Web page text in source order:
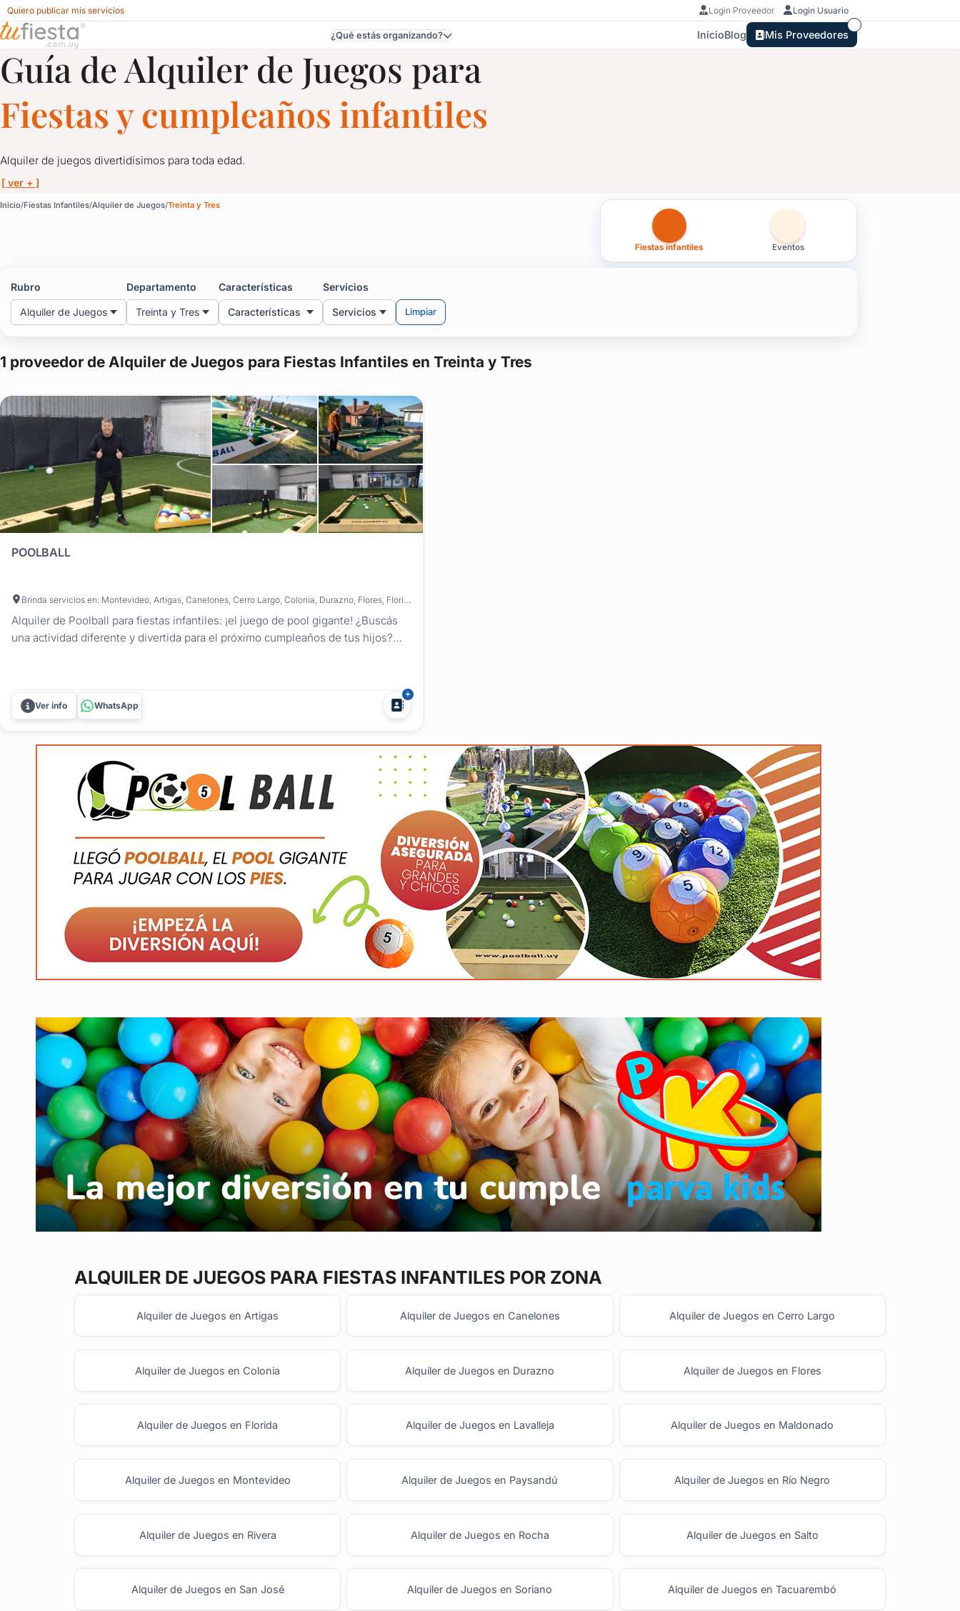
Quiero publicar mis servicios Login Proveedor Login Usuario
Alquiler de Juegos para Fiestas Infantiles en Treinta y Tres
¿Qué estás organizando? InicioBlog Mis Proveedores
Guía de Alquiler de Juegos para
Fiestas y cumpleaños infantiles
Alquiler de juegos divertidísimos para toda edad.
[ ver + ]
Inicio Fiestas Infantiles Alquiler de Juegos Treinta y Tres
Fiestas infantiles Eventos
Rubro
Alquiler de Juegos
Departamento
Treinta y Tres
Características
Características
Servicios
Servicios Limpiar
1 proveedor de Alquiler de Juegos para Fiestas Infantiles en Treinta y Tres
POOLBALL
Brinda servicios en: Montevideo, Artigas, Canelones, Cerro Largo, Colonia, Durazno, Flores, Florida, Lavalleja, Maldonado, Paysandú, Río Negro, Rivera, Rocha, Salto, San José, Soriano, Tacuarembó, Treinta y Tres
Alquiler de Poolball para fiestas infantiles: ¡el juego de pool gigante! ¿Buscás
una actividad diferente y divertida para el próximo cumpleaños de tus hijos?
Ver info WhatsApp
ALQUILER DE JUEGOS PARA FIESTAS INFANTILES POR ZONA
Alquiler de Juegos en Artigas Alquiler de Juegos en Canelones Alquiler de Juegos en Cerro Largo
Alquiler de Juegos en Colonia Alquiler de Juegos en Durazno Alquiler de Juegos en Flores
Alquiler de Juegos en Florida Alquiler de Juegos en Lavalleja Alquiler de Juegos en Maldonado
Alquiler de Juegos en Montevideo Alquiler de Juegos en Paysandú Alquiler de Juegos en Río Negro
Alquiler de Juegos en Rivera Alquiler de Juegos en Rocha Alquiler de Juegos en Salto
Alquiler de Juegos en San José Alquiler de Juegos en Soriano Alquiler de Juegos en Tacuarembó
Alquiler de Juegos para Fiestas Infantiles en Treinta y Tres